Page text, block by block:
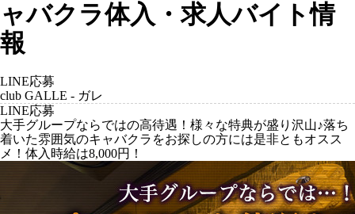
ャバクラ体入・求人バイト情
報
LINE応募
club GALLE - ガレ
LINE応募
大手グループならではの高待遇！様々な特典が盛り沢山♪落ち
着いた雰囲気のキャバクラをお探しの方には是非ともオスス
メ！体入時給は8,000円！